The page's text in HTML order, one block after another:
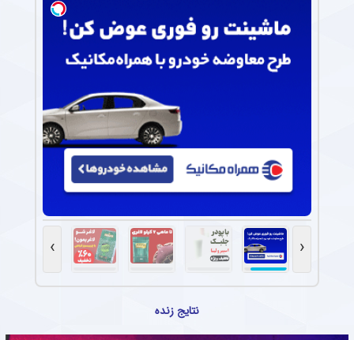
‹
›
نتایج زنده